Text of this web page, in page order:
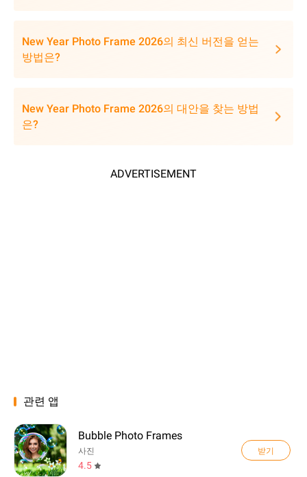
New Year Photo Frame 2026의 최신 버전을 얻는
방법은?
New Year Photo Frame 2026의 대안을 찾는 방법
은?
ADVERTISEMENT
관련 앱
Bubble Photo Frames
사진
4.5
받기